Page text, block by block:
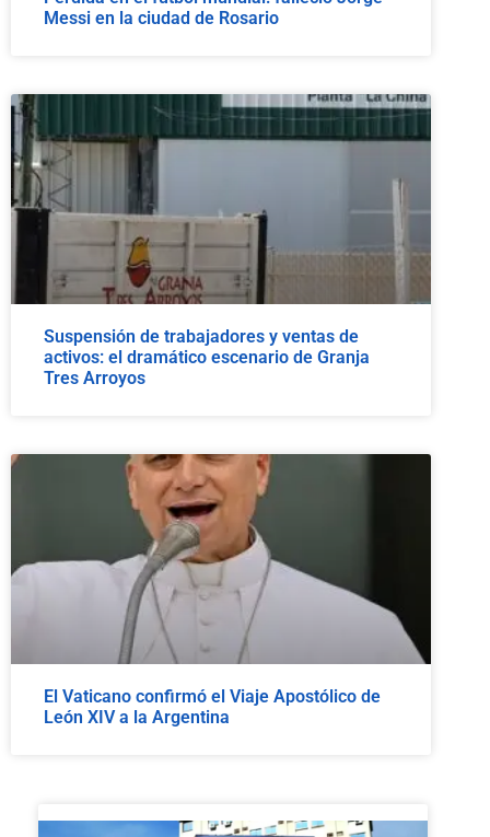
Messi en la ciudad de Rosario
Suspensión de trabajadores y ventas de
activos: el dramático escenario de Granja
Tres Arroyos
El Vaticano confirmó el Viaje Apostólico de
León XIV a la Argentina